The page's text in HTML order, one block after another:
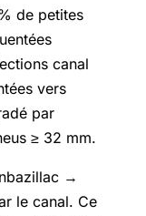
de petites
canal
vers
par
≥ 32 mm.
→
le canal. Ce